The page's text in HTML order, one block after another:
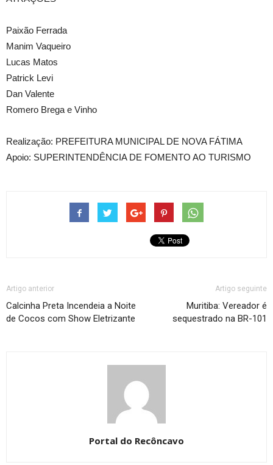
Paixão Ferrada
Manim Vaqueiro
Lucas Matos
Patrick Levi
Dan Valente
Romero Brega e Vinho
Realização: PREFEITURA MUNICIPAL DE NOVA FÁTIMA
Apoio: SUPERINTENDÊNCIA DE FOMENTO AO TURISMO
Artigo anterior
Calcinha Preta Incendeia a Noite
de Cocos com Show Eletrizante
Artigo seguinte
Muritiba: Vereador é
sequestrado na BR-101
Portal do Recôncavo